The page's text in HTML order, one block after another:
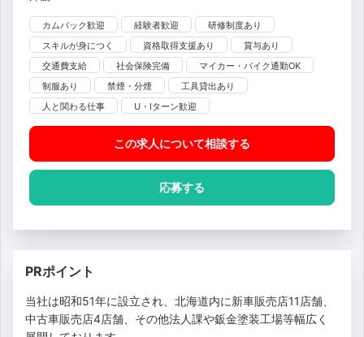
カムバック歓迎 経験者歓迎
研修制度あり
スキルが身につく
資格取得支援あり
賞与あり
交通費支給
社会保険完備
マイカー・バイク通勤OK
制服あり
禁煙・分煙
工具貸出あり
人と関わる仕事
U・Iターン歓迎
この求人について相談する
応募する
PRポイント
当社は昭和51年に設立され、北海道内に新車販売店11店舗、
中古車販売店4店舗、その他法人課や鈑金塗装工場等幅広く